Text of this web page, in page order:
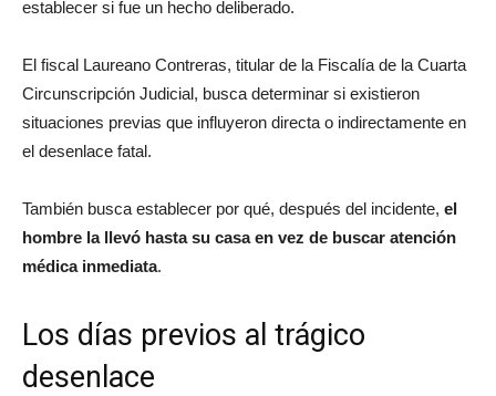
establecer si fue un hecho deliberado.
El fiscal Laureano Contreras, titular de la Fiscalía de la Cuarta
Circunscripción Judicial, busca determinar si existieron
situaciones previas que influyeron directa o indirectamente en
el desenlace fatal.
También busca establecer por qué, después del incidente, el
hombre la llevó hasta su casa en vez de buscar atención
médica inmediata.
Los días previos al trágico
desenlace